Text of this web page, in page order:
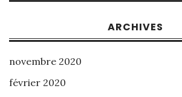
ARCHIVES
novembre 2020
février 2020